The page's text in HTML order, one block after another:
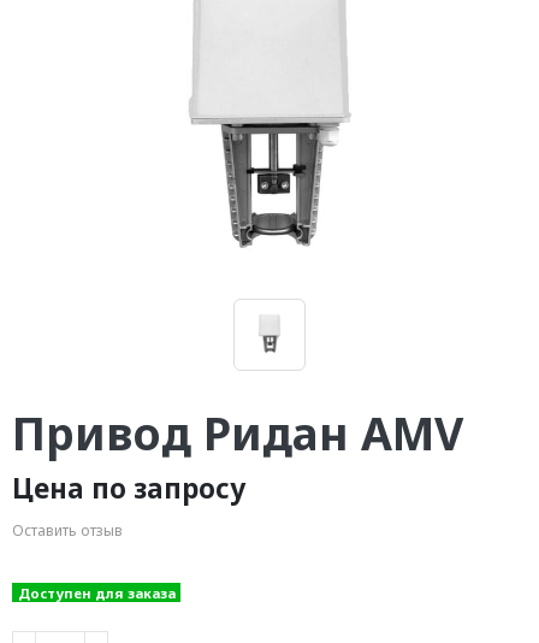
Привод Ридан AMV
Цена по запросу
Оставить отзыв
Доступен для заказа